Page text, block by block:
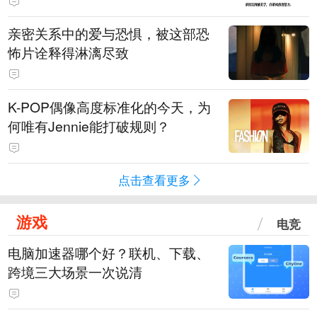
亲密关系中的爱与恐惧，被这部恐
怖片诠释得淋漓尽致
K-POP偶像高度标准化的今天，为
何唯有Jennie能打破规则？
点击查看更多
游戏 电竞
电脑加速器哪个好？联机、下载、
跨境三大场景一次说清